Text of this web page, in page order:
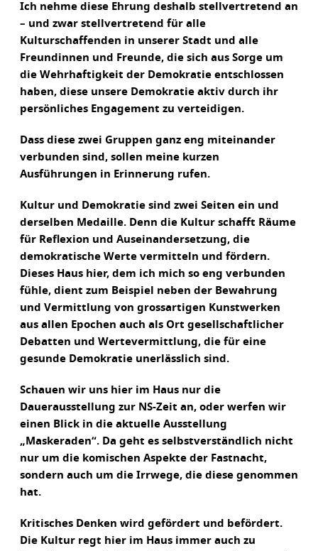
Ich nehme diese Ehrung deshalb stellvertretend an
– und zwar stellvertretend für alle
Kulturschaffenden in unserer Stadt und alle
Freundinnen und Freunde, die sich aus Sorge um
die Wehrhaftigkeit der Demokratie entschlossen
haben, diese unsere Demokratie aktiv durch ihr
persönliches Engagement zu verteidigen.
Dass diese zwei Gruppen ganz eng miteinander
verbunden sind, sollen meine kurzen
Ausführungen in Erinnerung rufen.
Kultur und Demokratie sind zwei Seiten ein und
derselben Medaille. Denn die Kultur schafft Räume
für Reflexion und Auseinandersetzung, die
demokratische Werte vermitteln und fördern.
Dieses Haus hier, dem ich mich so eng verbunden
fühle, dient zum Beispiel neben der Bewahrung
und Vermittlung von grossartigen Kunstwerken
aus allen Epochen auch als Ort gesellschaftlicher
Debatten und Wertevermittlung, die für eine
gesunde Demokratie unerlässlich sind.
Schauen wir uns hier im Haus nur die
Dauerausstellung zur NS-Zeit an, oder werfen wir
einen Blick in die aktuelle Ausstellung
„Maskeraden“. Da geht es selbstverständlich nicht
nur um die komischen Aspekte der Fastnacht,
sondern auch um die Irrwege, die diese genommen
hat.
Kritisches Denken wird gefördert und befördert.
Die Kultur regt hier im Haus immer auch zu